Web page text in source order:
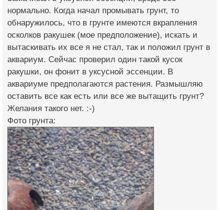
нормально. Когда начал промывать грунт, то
обнаружилось, что в грунте имеются вкрапления
осколков ракушек (мое предположение), искать и
вытаскивать их все я не стал, так и положил грунт в
аквариум. Сейчас проверил один такой кусок
ракушки, он фонит в уксусной эссенции. В
аквариуме предполагаются растения. Размышляю
оставить все как есть или все же вытащить грунт?
Желания такого нет. :-)
Фото грунта: